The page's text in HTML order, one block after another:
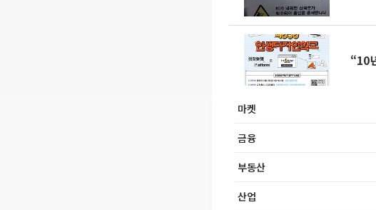
“10
마켓
금융
부동산
산업